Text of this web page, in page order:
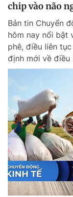
chip vào não
Bản tin Chuyển
hôm nay nổi bật
phê, điều liên
định mới về điều